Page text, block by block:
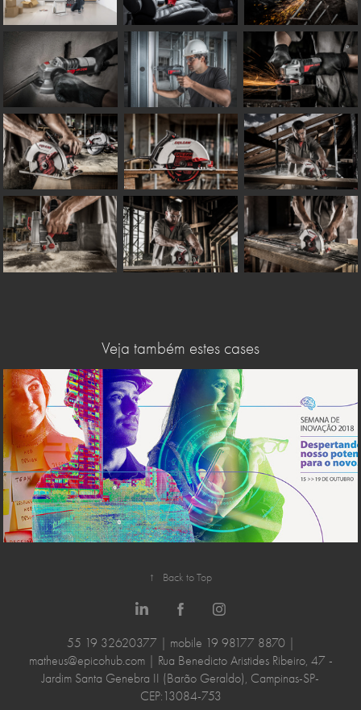
Veja também estes cases
Campanha CPFL INOVAÇÃO
↑ Back to Top
55 19 32620377 | mobile 19 98177 8870 |
matheus@epicohub.com | Rua Benedicto Aristides Ribeiro, 47 -
Jardim Santa Genebra II (Barão Geraldo), Campinas-SP-
CEP:13084-753